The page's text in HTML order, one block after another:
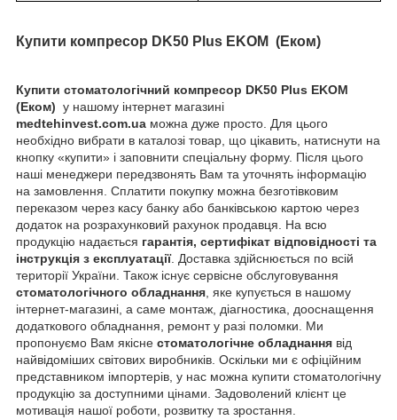
Купити компресор DK50 Plus EKOM (Еком)
Купити стоматологічний компресор DK50 Plus EKOM
(Еком) у нашому інтернет магазині
medtehinvest.com.ua можна дуже просто. Для цього
необхідно вибрати в каталозі товар, що цікавить, натиснути на
кнопку «купити» і заповнити спеціальну форму. Після цього
наші менеджери передзвонять Вам та уточнять інформацію
на замовлення. Сплатити покупку можна безготівковим
переказом через касу банку або банківською картою через
додаток на розрахунковий рахунок продавця. На всю
продукцію надається гарантія, сертифікат відповідності та
інструкція з експлуатації. Доставка здійснюється по всій
території України. Також існує сервісне обслуговування
стоматологічного обладнання , яке купується в нашому
інтернет-магазині, а саме монтаж, діагностика, дооснащення
додаткового обладнання, ремонт у разі поломки. Ми
пропонуємо Вам якісне стоматологічне обладнання від
найвідоміших світових виробників. Оскільки ми є офіційним
представником імпортерів, у нас можна купити стоматологічну
продукцію за доступними цінами. Задоволений клієнт це
мотивація нашої роботи, розвитку та зростання.